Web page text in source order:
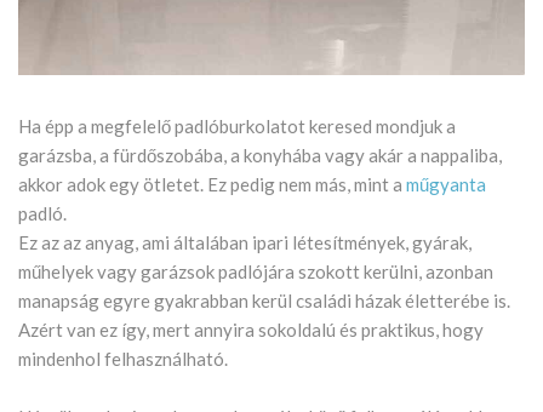
Ha épp a megfelelő padlóburkolatot keresed mondjuk a
garázsba, a fürdőszobába, a konyhába vagy akár a nappaliba,
akkor adok egy ötletet. Ez pedig nem más, mint a műgyanta
padló.
Ez az az anyag, ami általában ipari létesítmények, gyárak,
műhelyek vagy garázsok padlójára szokott kerülni, azonban
manapság egyre gyakrabban kerül családi házak életterébe is.
Azért van ez így, mert annyira sokoldalú és praktikus, hogy
mindenhol felhasználható.